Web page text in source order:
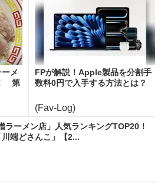
メ
第
FPが解説！Apple製品を分割手
数料0円で入手する方法とは？
(Fav-Log)
ラーメン店」人気ランキングTOP20！
端どさんこ」【2...